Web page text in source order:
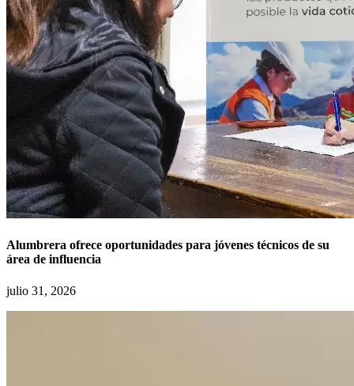
Alumbrera ofrece oportunidades para jóvenes técnicos de su
área de influencia
julio 31, 2026